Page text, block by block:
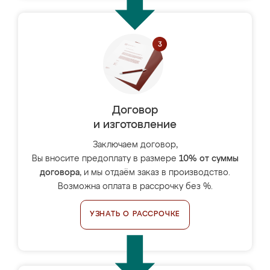
Договор
и изготовление
Заключаем договор,
Вы вносите предоплату в размере 10% от суммы
договора, и мы отдаём заказ в производство.
Возможна оплата в рассрочку без %.
УЗНАТЬ О РАССРОЧКЕ